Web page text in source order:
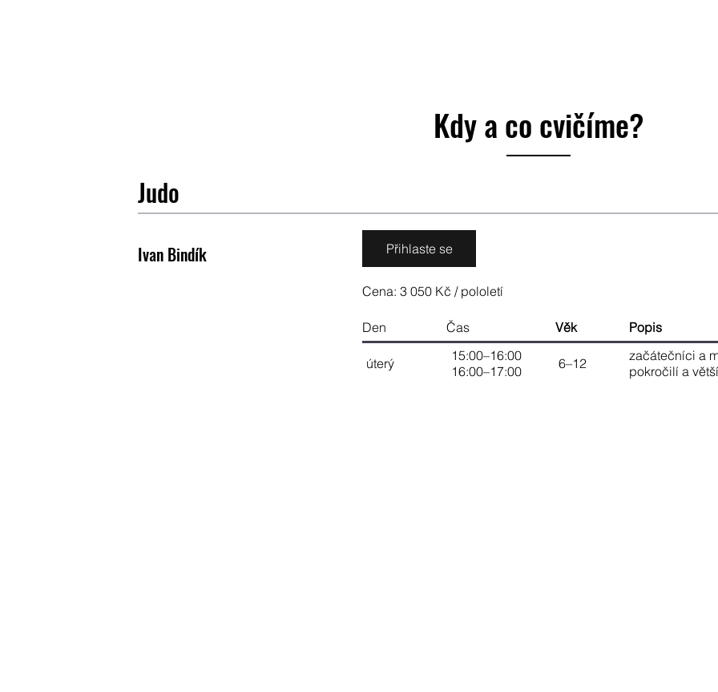
Cena: 3 050 Kč / pololetí
začátečníci a
pokročilí a
6–12
15:00–16:00
16:00–17:00
úterý
Popis
Věk
Čas
Den
Přihlaste se
Ivan Bindík
Judo
Kdy a co cvičíme?